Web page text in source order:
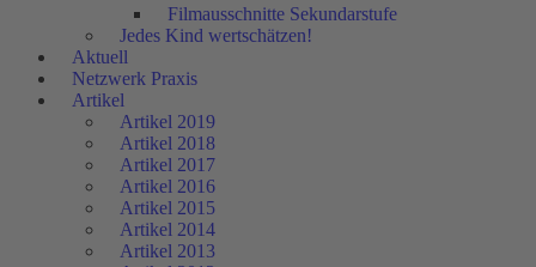
Filmausschnitte Sekundarstufe
Jedes Kind wertschätzen!
Aktuell
Netzwerk Praxis
Artikel
Artikel 2019
Artikel 2018
Artikel 2017
Artikel 2016
Artikel 2015
Artikel 2014
Artikel 2013